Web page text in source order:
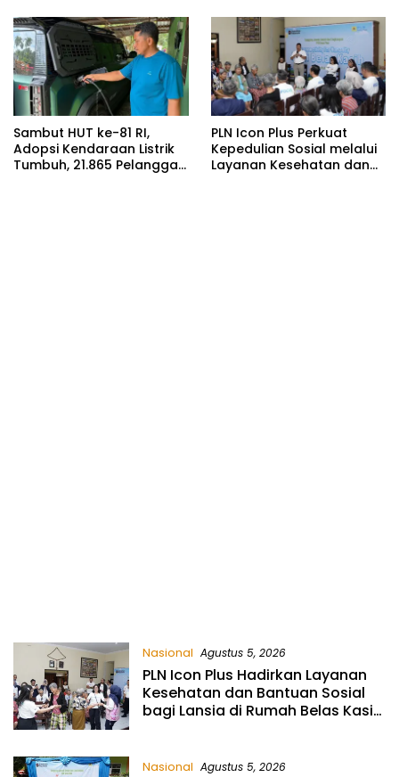
Paiton–Watudodol/Kalipuro
Sambut HUT ke-81 RI,
Adopsi Kendaraan Listrik
Tumbuh, 21.865 Pelanggan
PLN Icon Plus Perkuat
Kepedulian Sosial melalui
Layanan Kesehatan dan
Nasional Agustus 5, 2026
PLN Icon Plus Hadirkan Layanan
Kesehatan dan Bantuan Sosial
bagi Lansia di Rumah Belas Kasih
Nasional Agustus 5, 2026